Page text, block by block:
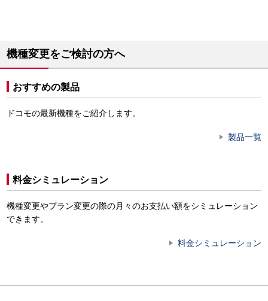
機種変更をご検討の方へ
おすすめの製品
ドコモの最新機種をご紹介します。
製品一覧
料金シミュレーション
機種変更やプラン変更の際の月々のお支払い額をシミュレーション
できます。
料金シミュレーション